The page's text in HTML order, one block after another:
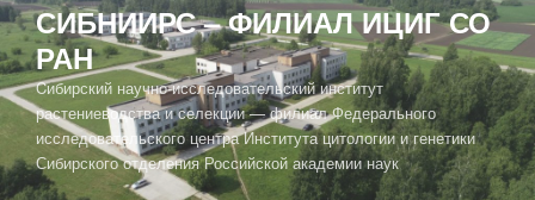
СИБНИИРС – ФИЛИАЛ ИЦИГ СО
РАН
Cибирский научно-исследовательский институт
растениеводства и селекции — филиал Федерального
исследовательского центра Института цитологии и генетики
Сибирского отделения Российской академии наук